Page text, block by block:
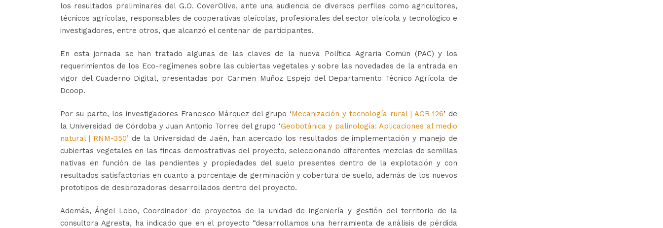
los resultados preliminares del G.O. CoverOlive, ante una audiencia de diversos perfiles como agricultores,
técnicos agrícolas, responsables de cooperativas oleícolas, profesionales del sector oleícola y tecnológico e
investigadores, entre otros, que alcanzó el centenar de participantes.
En esta jornada se han tratado algunas de las claves de la nueva Política Agraria Común (PAC) y los
requerimientos de los Eco-regímenes sobre las cubiertas vegetales y sobre las novedades de la entrada en
vigor del Cuaderno Digital, presentadas por Carmen Muñoz Espejo del Departamento Técnico Agrícola de
Dcoop.
Por su parte, los investigadores Francisco Márquez del grupo ‘Mecanización y tecnología rural | AGR-126’ de
la Universidad de Córdoba y Juan Antonio Torres del grupo ‘Geobotánica y palinología: Aplicaciones al medio
natural | RNM-350’ de la Universidad de Jaén, han acercado los resultados de implementación y manejo de
cubiertas vegetales en las fincas demostrativas del proyecto, seleccionando diferentes mezclas de semillas
nativas en función de las pendientes y propiedades del suelo presentes dentro de la explotación y con
resultados satisfactorias en cuanto a porcentaje de germinación y cobertura de suelo, además de los nuevos
prototipos de desbrozadoras desarrollados dentro del proyecto.
Además, Ángel Lobo, Coordinador de proyectos de la unidad de ingeniería y gestión del territorio de la
consultora Agresta, ha indicado que en el proyecto “desarrollamos una herramienta de análisis de pérdida